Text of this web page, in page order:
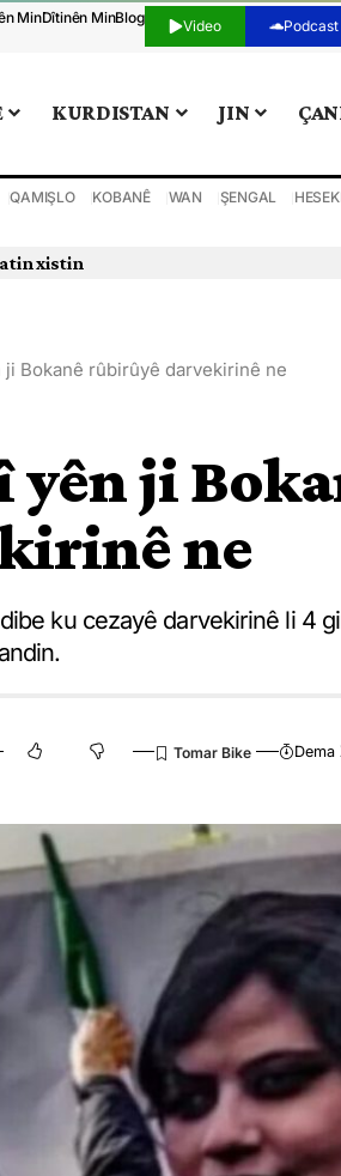
MinDîtinên MinBlog Video Podcast
KURDISTAN JIN
QAMIŞLO KOBANÊ WAN ŞENGAL
xistin
Bokanê rûbirûyê darvekirinê ne
yên ji
ne
ku cezayê darvekirinê li 4
Dema